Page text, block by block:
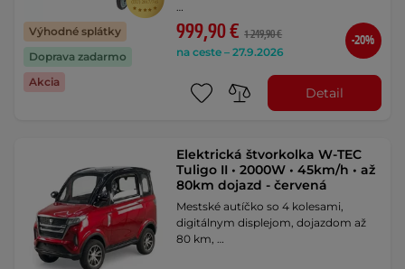
Výhodné splátky
Doprava zadarmo
Akcia
…
999,90 € 1 249,90 €
na ceste – 27.9.2026
-20%
Detail
Elektrická štvorkolka W-TEC
Tuligo II • 2000W • 45km/h • až
80km dojazd - červená
Mestské autíčko so 4 kolesami,
digitálnym displejom, dojazdom až
80 km, …